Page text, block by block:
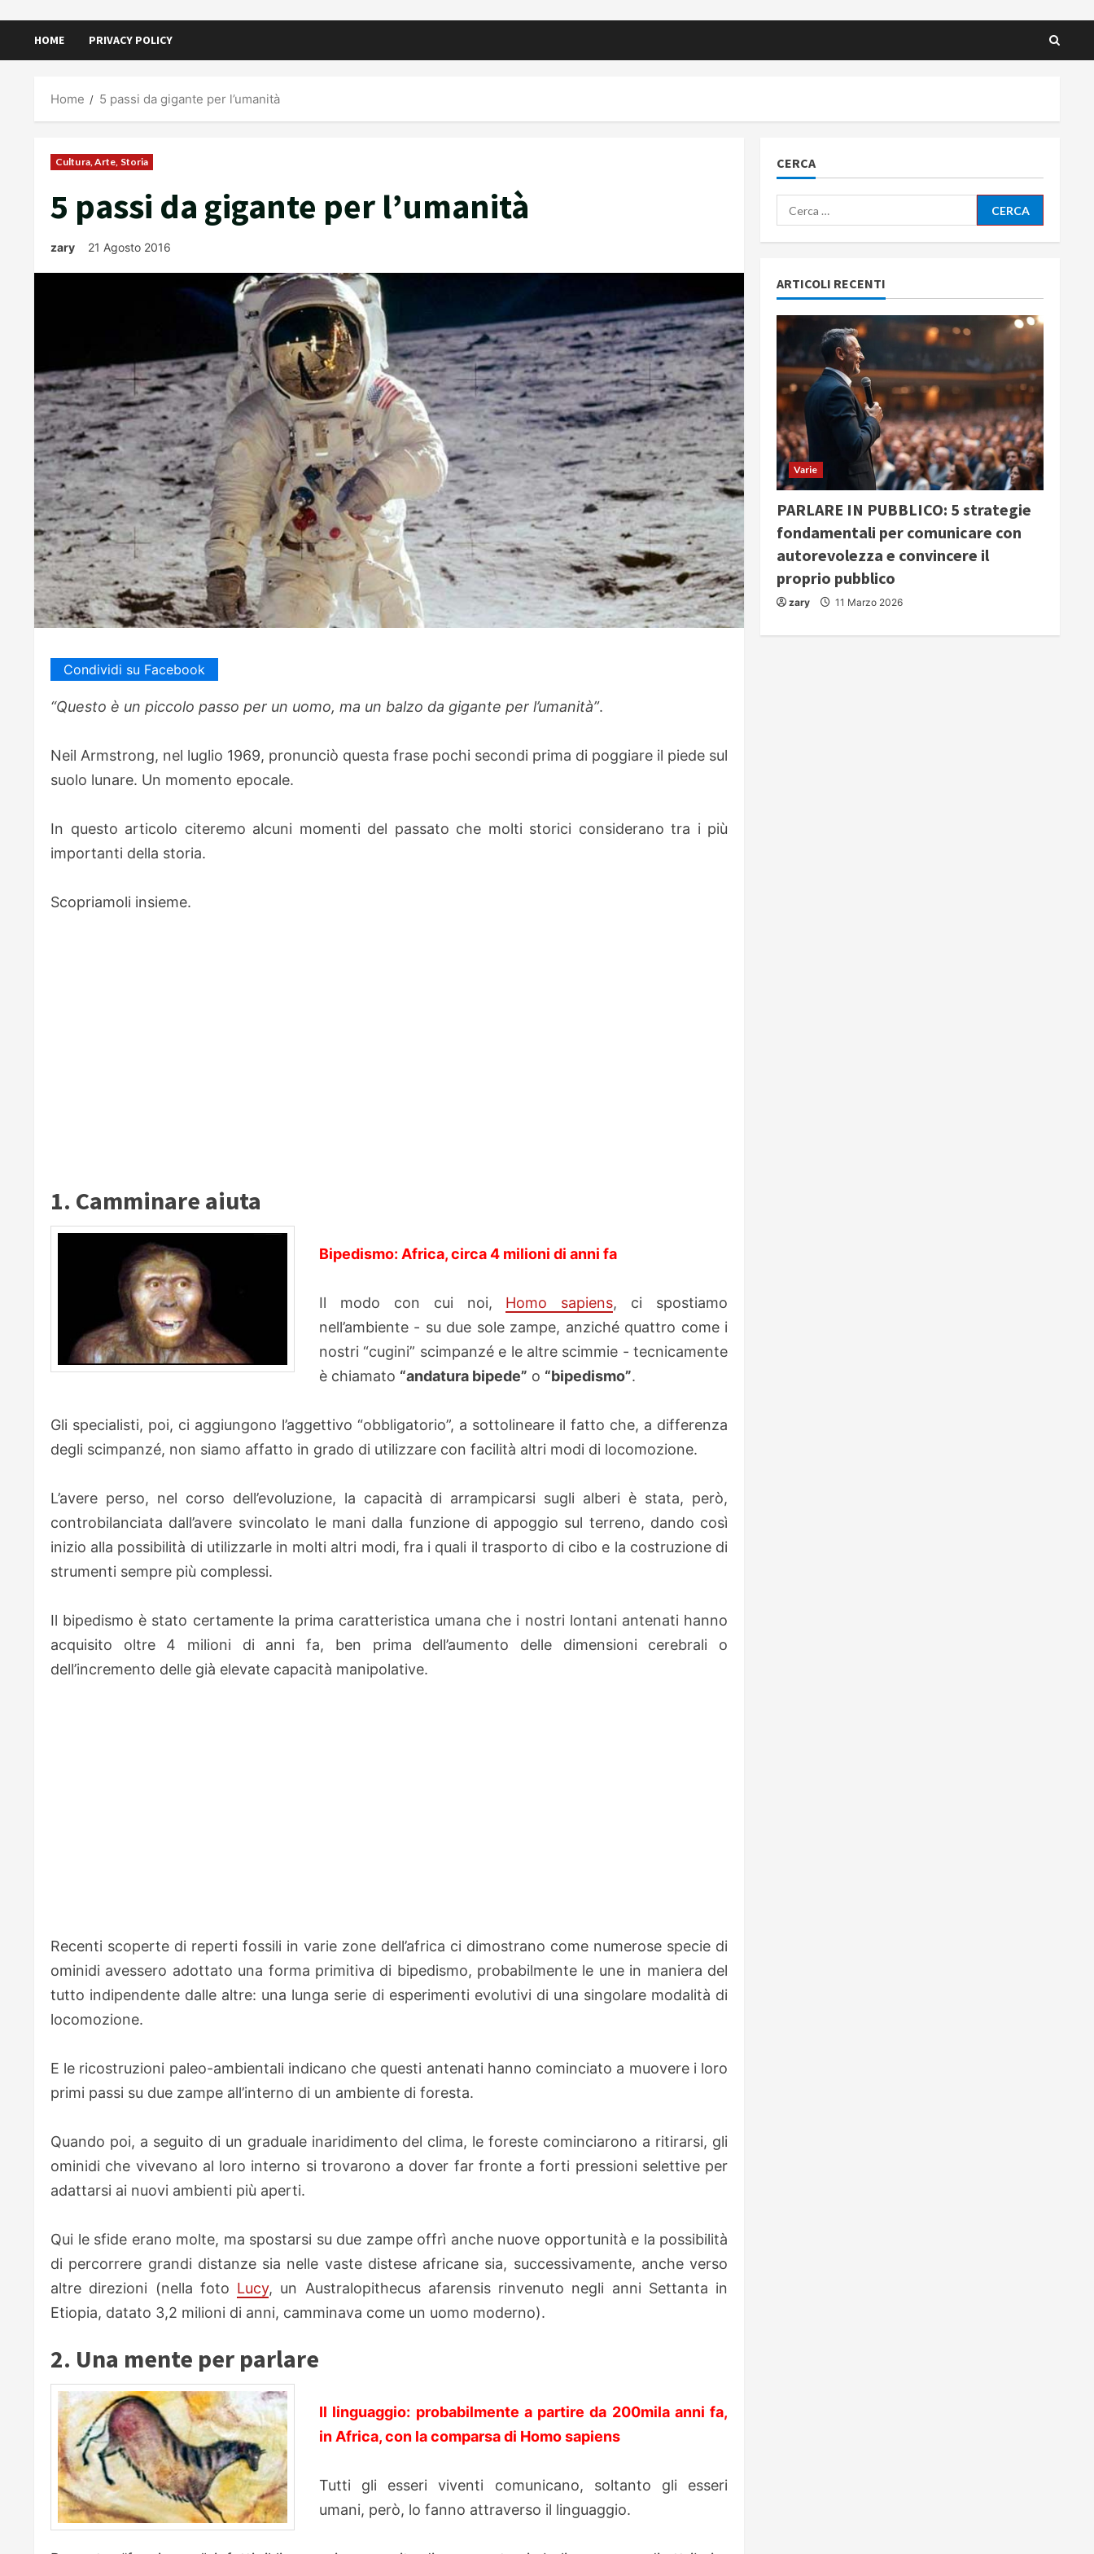
HOME PRIVACY POLICY
Home 5 passi da gigante per l’umanità
Cultura, Arte, Storia
5 passi da gigante per l’umanità
zary 21 Agosto 2016
Condividi su Facebook
“Questo è un piccolo passo per un uomo, ma un balzo da gigante per l’umanità”.
Neil Armstrong, nel luglio 1969, pronunciò questa frase pochi secondi prima di poggiare il piede sul
suolo lunare. Un momento epocale.
In questo articolo citeremo alcuni momenti del passato che molti storici considerano tra i più
importanti della storia.
Scopriamoli insieme.
1. Camminare aiuta
Bipedismo: Africa, circa 4 milioni di anni fa
Il modo con cui noi, Homo sapiens, ci spostiamo
nell’ambiente - su due sole zampe, anziché quattro come i
nostri “cugini” scimpanzé e le altre scimmie - tecnicamente
è chiamato “andatura bipede” o “bipedismo”.
Gli specialisti, poi, ci aggiungono l’aggettivo “obbligatorio”, a sottolineare il fatto che, a differenza
degli scimpanzé, non siamo affatto in grado di utilizzare con facilità altri modi di locomozione.
L’avere perso, nel corso dell’evoluzione, la capacità di arrampicarsi sugli alberi è stata, però,
controbilanciata dall’avere svincolato le mani dalla funzione di appoggio sul terreno, dando così
inizio alla possibilità di utilizzarle in molti altri modi, fra i quali il trasporto di cibo e la costruzione di
strumenti sempre più complessi.
Il bipedismo è stato certamente la prima caratteristica umana che i nostri lontani antenati hanno
acquisito oltre 4 milioni di anni fa, ben prima dell’aumento delle dimensioni cerebrali o
dell’incremento delle già elevate capacità manipolative.
Recenti scoperte di reperti fossili in varie zone dell’africa ci dimostrano come numerose specie di
ominidi avessero adottato una forma primitiva di bipedismo, probabilmente le une in maniera del
tutto indipendente dalle altre: una lunga serie di esperimenti evolutivi di una singolare modalità di
locomozione.
E le ricostruzioni paleo-ambientali indicano che questi antenati hanno cominciato a muovere i loro
primi passi su due zampe all’interno di un ambiente di foresta.
Quando poi, a seguito di un graduale inaridimento del clima, le foreste cominciarono a ritirarsi, gli
ominidi che vivevano al loro interno si trovarono a dover far fronte a forti pressioni selettive per
adattarsi ai nuovi ambienti più aperti.
Qui le sfide erano molte, ma spostarsi su due zampe offrì anche nuove opportunità e la possibilità
di percorrere grandi distanze sia nelle vaste distese africane sia, successivamente, anche verso
altre direzioni (nella foto Lucy, un Australopithecus afarensis rinvenuto negli anni Settanta in
Etiopia, datato 3,2 milioni di anni, camminava come un uomo moderno).
2. Una mente per parlare
Il linguaggio: probabilmente a partire da 200mila anni fa,
in Africa, con la comparsa di Homo sapiens
Tutti gli esseri viventi comunicano, soltanto gli esseri
umani, però, lo fanno attraverso il linguaggio.
CERCA
Ricerca
per:
ARTICOLI RECENTI
Varie
PARLARE IN PUBBLICO: 5 strategie
fondamentali per comunicare con
autorevolezza e convincere il
proprio pubblico
zary 11 Marzo 2026